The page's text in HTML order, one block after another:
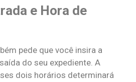
e Hora de
pede que você insira a
do seu expediente. A
dois horários determinará